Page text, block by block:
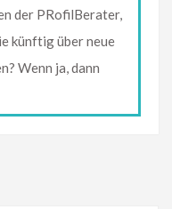
der PRofilBerater,
künftig über neue
Wenn ja, dann